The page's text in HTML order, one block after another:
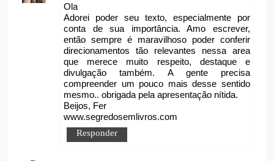
Ola
Adorei poder seu texto, especialmente por
conta de sua importância. Amo escrever,
então sempre é maravilhoso poder conferir
direcionamentos tão relevantes nessa area
que merece muito respeito, destaque e
divulgação também. A gente precisa
compreender um pouco mais desse sentido
mesmo.. obrigada pela apresentação nítida.
Beijos, Fer
www.segredosemlivros.com
Responder